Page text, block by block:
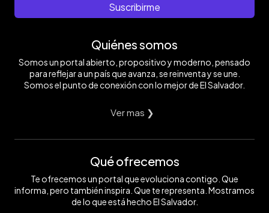
Suscribirme
Quiénes somos
Somos un portal abierto, propositivo y moderno, pensado
para reflejar a un país que avanza, se reinventa y se une.
Somos el punto de conexión con lo mejor de El Salvador.
Ver mas ❯
Qué ofrecemos
Te ofrecemos un portal que evoluciona contigo. Que
informa, pero también inspira. Que te representa. Mostramos
de lo que está hecho El Salvador.